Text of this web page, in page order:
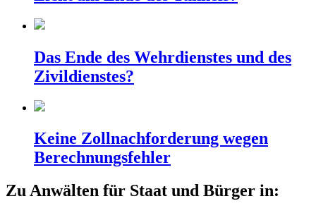
Das Ende des Wehrdienstes und des
Zivildienstes?
Keine Zollnachforderung wegen
Berechnungsfehler
Zu Anwälten für Staat und Bürger in: